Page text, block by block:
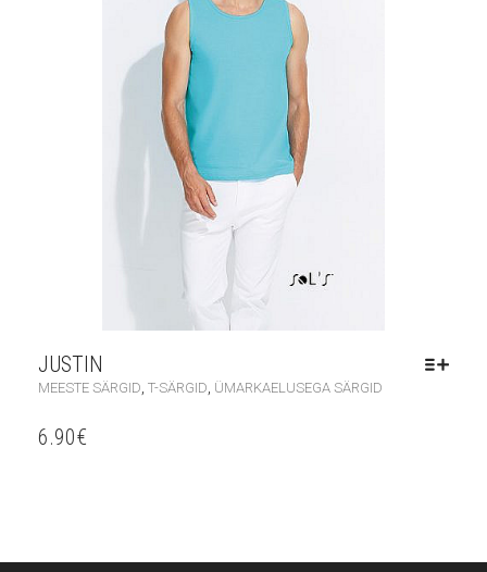
JUSTIN
MEESTE SÄRGID T-SÄRGID ÜMARKAELUSEGA SÄRGID
6.90€